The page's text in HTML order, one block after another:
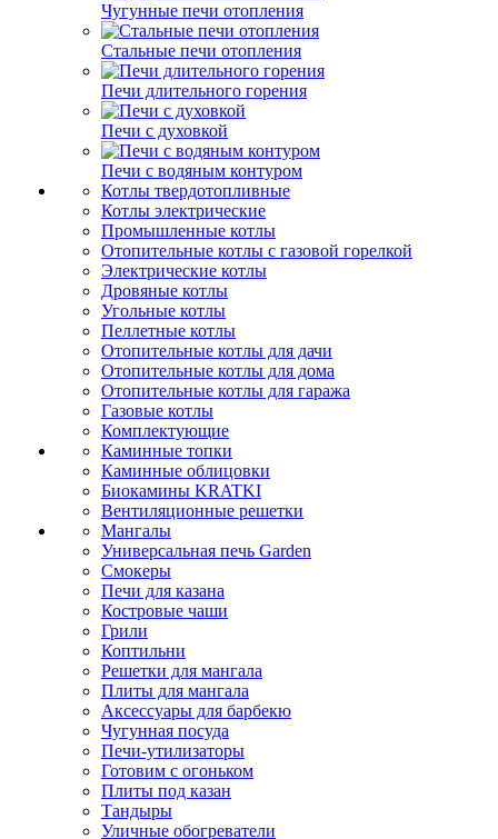
Чугунные печи отопления
Стальные печи отопления
Печи длительного горения
Печи с духовкой
Печи с водяным контуром
Котлы твердотопливные
Котлы электрические
Промышленные котлы
Отопительные котлы с газовой горелкой
Электрические котлы
Дровяные котлы
Угольные котлы
Пеллетные котлы
Отопительные котлы для дачи
Отопительные котлы для дома
Отопительные котлы для гаража
Газовые котлы
Комплектующие
Каминные топки
Каминные облицовки
Биокамины KRATKI
Вентиляционные решетки
Мангалы
Универсальная печь Garden
Смокеры
Печи для казана
Костровые чаши
Грили
Коптильни
Решетки для мангала
Плиты для мангала
Аксессуары для барбекю
Чугунная посуда
Печи-утилизаторы
Готовим с огоньком
Плиты под казан
Тандыры
Уличные обогреватели